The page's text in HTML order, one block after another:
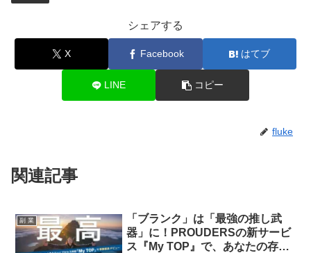
シェアする
X Facebook はてブ
LINE コピー
fluke
関連記事
副 業
「ブランク」は「最強の推し武
器」に！PROUDERSの新サービ
ス『My TOP』で、あなたの存在